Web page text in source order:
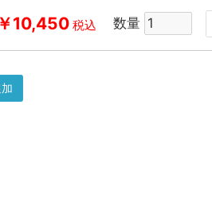
￥10,450 税込 数量